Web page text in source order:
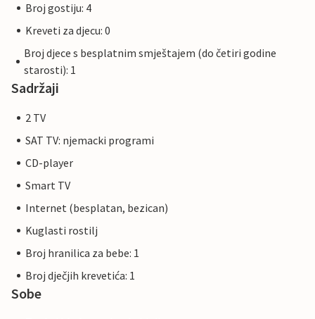
Broj gostiju: 4
Kreveti za djecu: 0
Broj djece s besplatnim smještajem (do četiri godine
starosti): 1
Sadržaji
2 TV
SAT TV: njemacki programi
CD-player
Smart TV
Internet (besplatan, bezican)
Kuglasti rostilj
Broj hranilica za bebe: 1
Broj dječjih krevetića: 1
Sobe